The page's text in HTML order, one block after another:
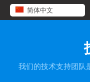
简体中文
我们的技术支持团队